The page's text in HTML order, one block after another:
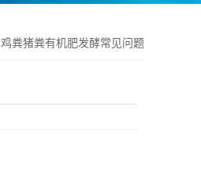
鸡粪猪粪有机肥发酵常见问题